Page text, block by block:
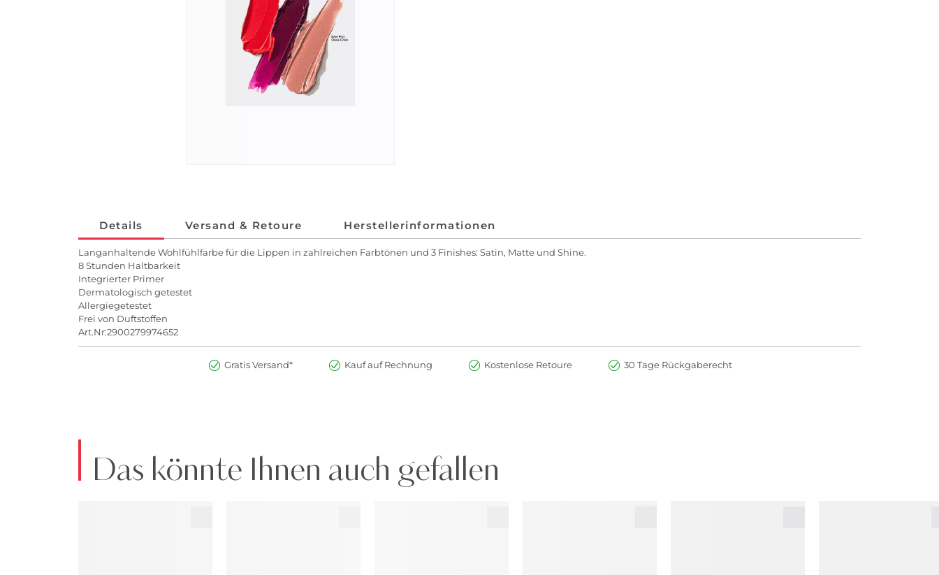
Details Versand & Retoure Herstellerinformationen
Langanhaltende Wohlfühlfarbe für die Lippen in zahlreichen Farbtönen und 3 Finishes: Satin, Matte und Shine.
8 Stunden Haltbarkeit
Integrierter Primer
Dermatologisch getestet
Allergiegetestet
Frei von Duftstoffen
Art.Nr:2900279974652
Gratis Versand* Kauf auf Rechnung Kostenlose Retoure 30 Tage Rückgaberecht
Das könnte Ihnen auch gefallen